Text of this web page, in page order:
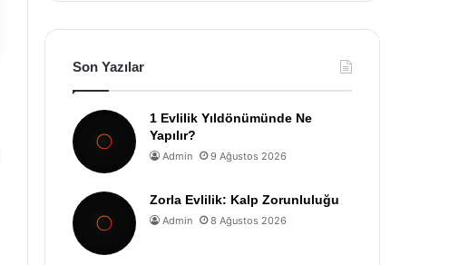
Son Yazılar
1 Evlilik Yıldönümünde Ne
Yapılır?
Admin 9 Ağustos 2026
Zorla Evlilik: Kalp Zorunluluğu
Admin 8 Ağustos 2026